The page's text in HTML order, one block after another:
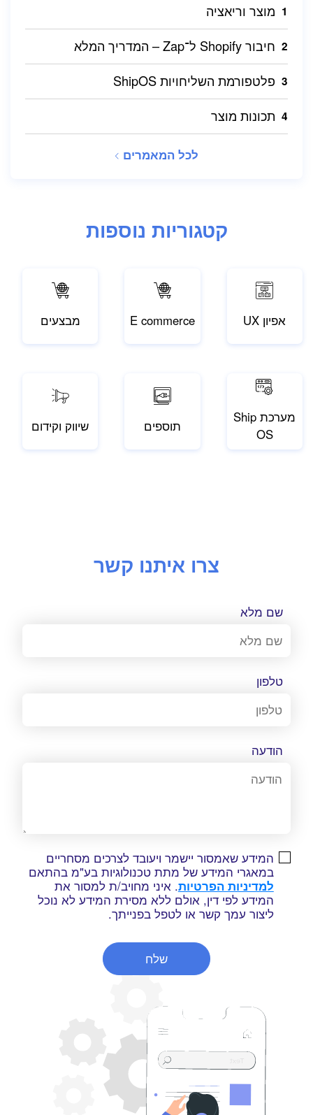
מוצר וריאציה
חיבור Shopify ל־Zap – המדריך המלא
פלטפורמת השליחויות ShipOS
תכונות מוצר
לכל המאמרים
קטגוריות נוספות
שיווק וקידום תוספים
מערכת Ship
OS
אפיון UX E commerce מבצעים
צרו איתנו קשר
שם מלא
טלפון
הודעה
המידע שאמסור יישמר ויעובד לצרכים מסחריים
במאגרי המידע של מתת טכנולוגיות בע"מ בהתאם
למדיניות הפרטיות. איני מחויב/ת למסור את
המידע לפי דין, אולם ללא מסירת המידע לא נוכל
ליצור עמך קשר או לטפל בפנייתך.